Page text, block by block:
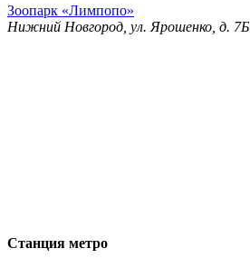
Зоопарк «Лимпопо»
Нижний Новгород, ул. Ярошенко, д. 7Б
Станция метро